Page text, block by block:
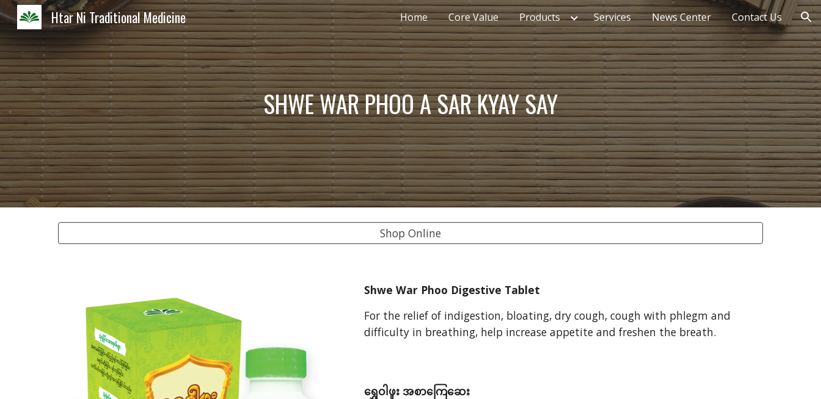
Skip to main content Skip to navigation
Htar Ni Traditional Medicine Home Core Value Products Services News Center Contact Us
SHWE WAR PHOO A SAR KYAY SAY
Shop Online
Shwe War Phoo Digestive Tablet
For the relief of indigestion, bloating, dry cough, cough with phlegm and
difficulty in breathing, help increase appetite and freshen the breath.
ရွှေဝါဖူး အစာကြေဆေး